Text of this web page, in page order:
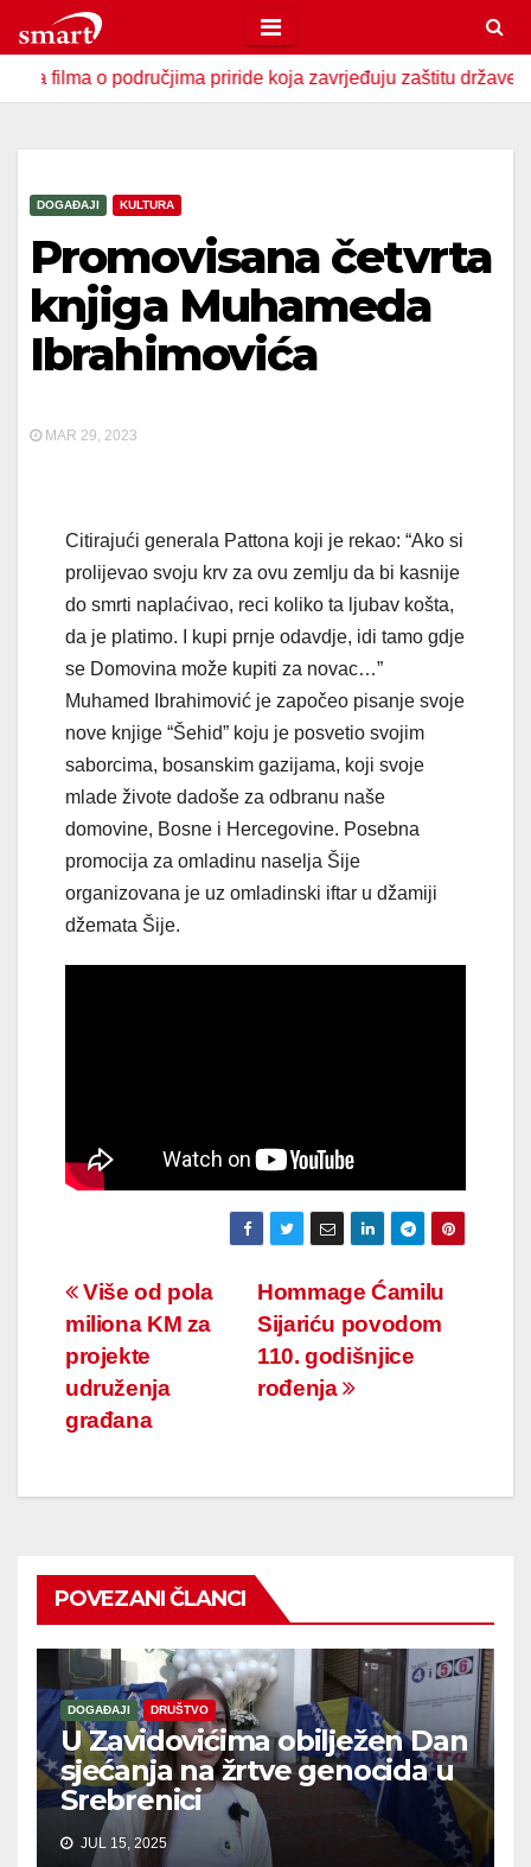
to
content
o područjima priride koja zavrjeđuju zaštitu države U
DOGAĐAJI KULTURA
Promovisana četvrta
knjiga Muhameda
Ibrahimovića
MAR 29, 2023
Citirajući generala Pattona koji je rekao: “Ako si
prolijevao svoju krv za ovu zemlju da bi kasnije
do smrti naplaćivao, reci koliko ta ljubav košta,
da je platimo. I kupi prnje odavdje, idi tamo gdje
se Domovina može kupiti za novac…”
Muhamed Ibrahimović je započeo pisanje svoje
nove knjige “Šehid” koju je posvetio svojim
saborcima, bosanskim gazijama, koji svoje
mlade živote dadoše za odbranu naše
domovine, Bosne i Hercegovine. Posebna
promocija za omladinu naselja Šije
organizovana je uz omladinski iftar u džamiji
džemata Šije.
Navigacija
članaka
Hommage Ćamilu
Sijariću povodom
110. godišnjice
rođenja
Više od pola
miliona KM za
projekte
udruženja
građana
POVEZANI ČLANCI
DOGAĐAJI DRUŠTVO
U Zavidovićima obilježen Dan
sjećanja na žrtve genocida u
Srebrenici
JUL 15, 2025